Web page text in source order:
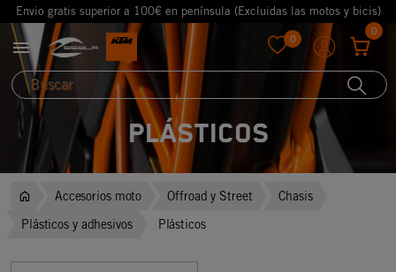
Envio gratis superior a 100€ en península (Excluidas las motos y bicis)
 0
0
Plásticos
Accesorios moto Offroad y Street
Chasis
Plásticos y adhesivos
Plásticos